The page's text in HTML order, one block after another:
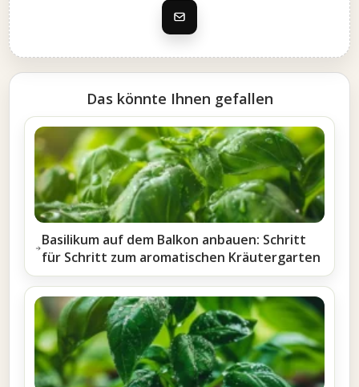
Das könnte Ihnen gefallen
Basilikum auf dem Balkon anbauen: Schritt
für Schritt zum aromatischen Kräutergarten